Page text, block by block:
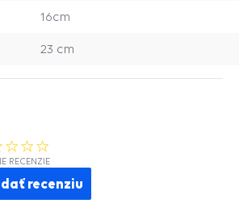
16cm
23 cm
RECENZIE
recenziu